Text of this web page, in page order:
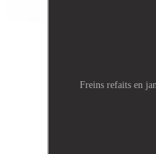
Freins refaits en